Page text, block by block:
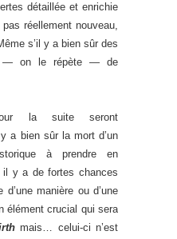
détaillée et enrichie
pas réellement nouveau,
s’il y a bien sûr des
— on le répète — de
la suite seront
a bien sûr la mort d’un
à prendre en
y a de fortes chances
manière ou d’une
crucial qui sera
mais… celui-ci n’est